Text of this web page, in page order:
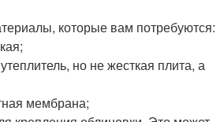
которые вам потребуются:
но не жесткая плита, а
мембрана;